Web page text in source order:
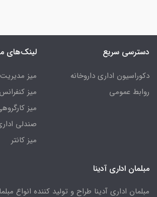
دسترسی سریع
دکوراسیون اداری داروخانه
روابط عمومی
لینک‌های
میز مدیریت
میز کنفرانس
میز
صندلی
میز کانتر
مبلمان اداری آدینا
مبلمان اداری آدینا طراح و تولید کننده انواع